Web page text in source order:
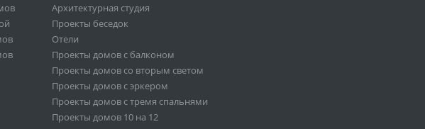
Архитектурная студия
Проекты беседок
Отели
Проекты домов с балконом
Проекты домов со вторым светом
Проекты домов с эркером
Проекты домов с тремя спальнями
Проекты домов 10 на 12